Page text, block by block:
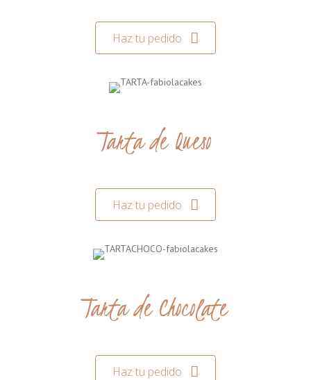
Haz tu pedido
Tarta de Queso
Haz tu pedido
Tarta de Chocolate
Haz tu pedido